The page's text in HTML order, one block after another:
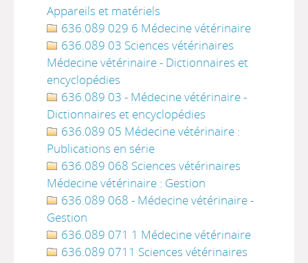
Appareils et matériels
636.089 029 6 Médecine vétérinaire
636.089 03 Sciences vétérinaires
Médecine vétérinaire - Dictionnaires et
encyclopédies
636.089 03 - Médecine vétérinaire -
Dictionnaires et encyclopédies
636.089 05 Médecine vétérinaire :
Publications en série
636.089 068 Sciences vétérinaires
Médecine vétérinaire : Gestion
636.089 068 - Médecine vétérinaire -
Gestion
636.089 071 1 Médecine vétérinaire
636.089 0711 Sciences vétérinaires